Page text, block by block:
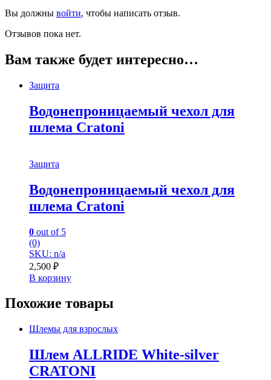
Вы должны войти, чтобы написать отзыв.
Отзывов пока нет.
Вам также будет интересно…
Защита
Водонепроницаемый чехол для
шлема Cratoni
Защита
Водонепроницаемый чехол для
шлема Cratoni
0 out of 5
(0)
SKU: n/a
2,500 ₽
В корзину
Похожие товары
Шлемы для взрослых
Шлем ALLRIDE White-silver
CRATONI